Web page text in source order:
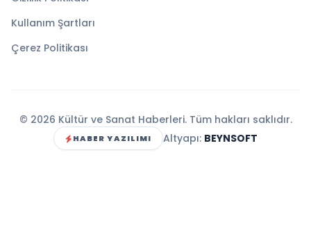
Kullanım Şartları
Çerez Politikası
© 2026 Kültür ve Sanat Haberleri. Tüm hakları saklıdır.
HABER YAZILIMI Altyapı: BEYNSOFT